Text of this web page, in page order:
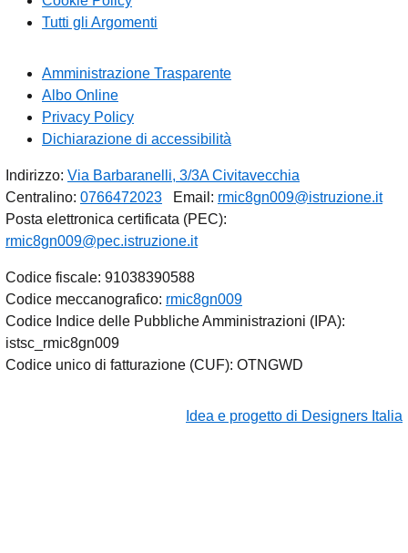
Tutti gli Argomenti
Amministrazione Trasparente
Albo Online
Privacy Policy
Dichiarazione di accessibilità
Indirizzo: Via Barbaranelli, 3/3A Civitavecchia
Centralino: 0766472023 Email: rmic8gn009@istruzione.it
Posta elettronica certificata (PEC):
rmic8gn009@pec.istruzione.it
Codice fiscale: 91038390588
Codice meccanografico: rmic8gn009
Codice Indice delle Pubbliche Amministrazioni (IPA):
istsc_rmic8gn009
Codice unico di fatturazione (CUF): OTNGWD
Idea e progetto di Designers Italia